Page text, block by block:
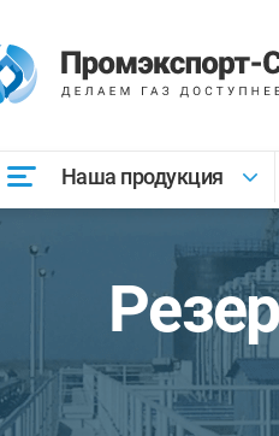
Наша продукция